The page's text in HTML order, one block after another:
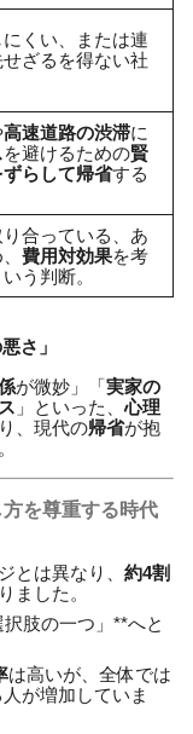
くい、または連
せざるを得ない社
高速道路の渋滞に
を避けるための賢
ずらして帰省する
合っている、あ
費用対効果を考
う判断。
さ」
が微妙」「実家の
」といった、心理
、現代の帰省が抱
方を尊重する時代
とは異なり、 約4割
ました。
肢の一つ」**へと
は高いが、全体では
が増加していま